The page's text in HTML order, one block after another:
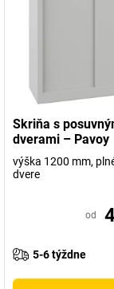
Skriňa s
dverami – Pavoy
výška 1200 mm,
dvere
od
5-6 týždne